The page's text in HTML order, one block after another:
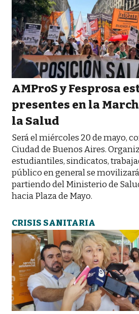
AMProS y Fesprosa
presentes en la
la Salud
Será el miércoles 20 de mayo,
Ciudad de Buenos Aires.
estudiantiles, sindicatos,
público en general se
partiendo del Ministerio de
hacia Plaza de Mayo.
CRISIS SANITARIA